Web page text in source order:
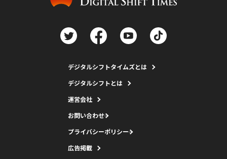
デジタルシフトタイムズとは
デジタルシフトとは
運営会社
お問い合わせ
プライバシーポリシー
広告掲載